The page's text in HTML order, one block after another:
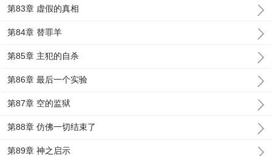
第83章 虚假的真相
第84章 替罪羊
第85章 主犯的自杀
第86章 最后一个实验
第87章 空的监狱
第88章 仿佛一切结束了
第89章 神之启示